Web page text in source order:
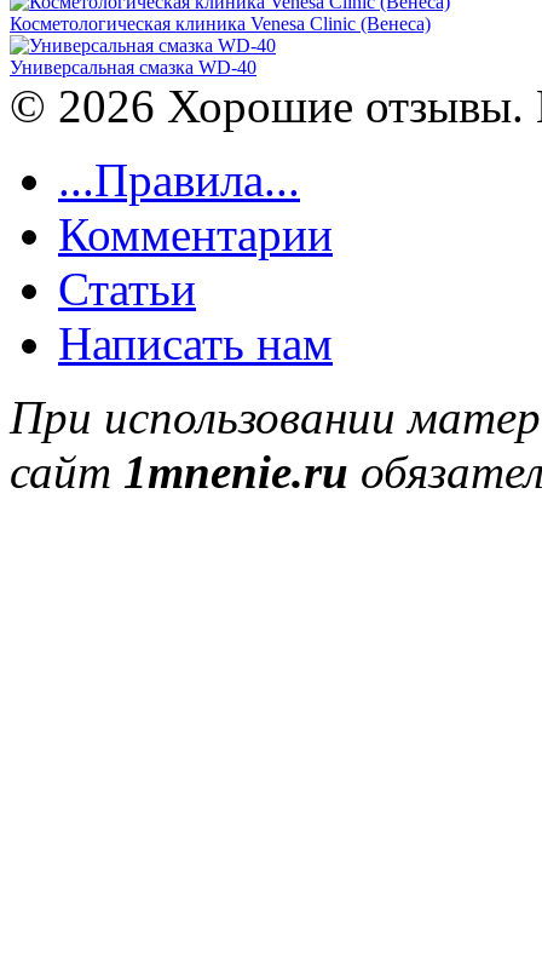
Косметологическая клиника Venesa Clinic (Венеса)
Универсальная смазка WD-40
© 2026 Хорошие отзывы.
...Правила...
Комментарии
Статьи
Написать нам
При использовании
сайт 1mnenie.ru